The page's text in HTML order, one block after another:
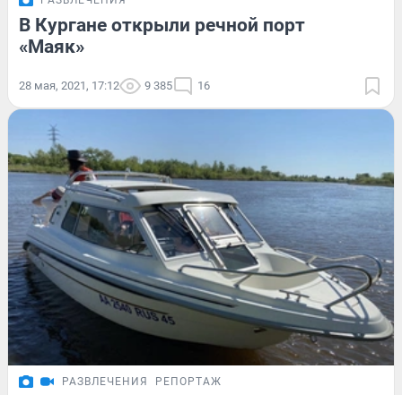
В Кургане открыли речной порт
«Маяк»
28 мая, 2021, 17:12 9 385 16
РАЗВЛЕЧЕНИЯ РЕПОРТАЖ